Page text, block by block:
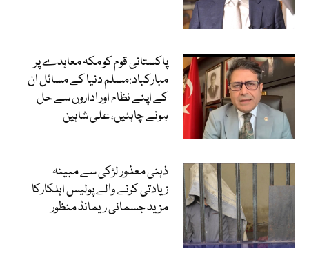
پاکستانی قوم کو مکہ معاہدے پر
مبارکباد:مسلم دنیا کے مسائل ان
کے اپنے نظام اور اداروں سے حل
ہونے چاہئیں، علی شاہین
ذہنی معذور لڑکی سے مبینہ
زیادتی کرنے والے پولیس اہلکارکا
مزید جسمانی ریمانڈ منظور